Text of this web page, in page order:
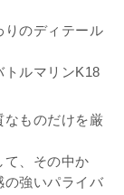
りのディテール
トルマリンK18
なものだけを厳
て、その中か
の強いパライバ